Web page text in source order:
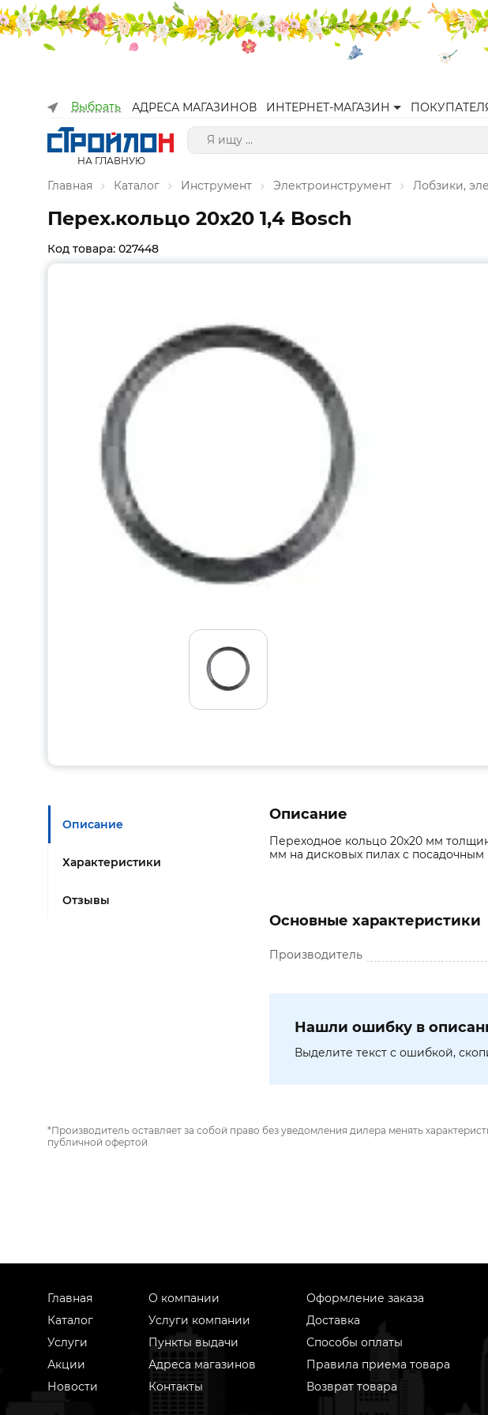
Выбрать АДРЕСА МАГАЗИНОВ ИНТЕРНЕТ-МАГАЗИН
НА ГЛАВНУЮ
Главная Каталог Инструмент Электроинструмент Лобзики,
Перех.кольцо 20х20 1,4 Bosch
Код товара: 027448
Описание
Характеристики
Отзывы
Описание
Переходное кольцо 20х20 мм
мм на дисковых пилах с
Основные характеристики
Производитель
Нашли ошибку в
Выделите текст с ошибкой,
*Производитель оставляет за собой право без уведомления дилера менять
публичной офертой
Главная
Каталог
Услуги
Акции
Новости
О компании
Услуги компании
Пункты выдачи
Адреса магазинов
Контакты
Оформление заказа
Доставка
Способы оплаты
Правила приема товара
Возврат товара